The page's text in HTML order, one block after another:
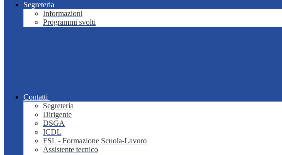
Segreteria
Informazioni
Programmi svolti
Contatti
Segreteria
Dirigente
DSGA
ICDL
FSL - Formazione Scuola-Lavoro
Assistente tecnico